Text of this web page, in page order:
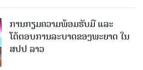
ການກຽມຄວາມພ້ອມຮັບມື ແລະ
ໂຕ້ຕອບການລະບາດຂອງພະຍາດ ໃນ
ສປປ ລາວ